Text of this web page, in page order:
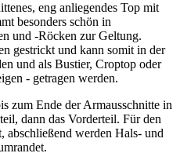
eng anliegendes Top mit
besonders schön in
und -Röcken zur Geltung.
gestrickt und kann somit in der
und als Bustier, Croptop oder
- getragen werden.
zum Ende der Armausschnitte in
dann das Vorderteil. Für den
werden Hals- und